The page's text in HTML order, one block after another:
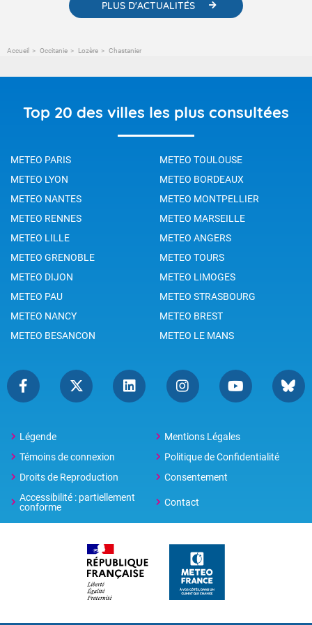
PLUS D'ACTUALITÉS
Accueil Occitanie Lozère Chastanier
Top 20 des villes les plus consultées
METEO PARIS
METEO TOULOUSE
METEO LYON
METEO BORDEAUX
METEO NANTES
METEO MONTPELLIER
METEO RENNES
METEO MARSEILLE
METEO LILLE
METEO ANGERS
METEO GRENOBLE
METEO TOURS
METEO DIJON
METEO LIMOGES
METEO PAU
METEO STRASBOURG
METEO NANCY
METEO BREST
METEO BESANCON
METEO LE MANS
Légende
Mentions Légales
Témoins de connexion
Politique de Confidentialité
Droits de Reproduction
Consentement
Accessibilité : partiellement
conforme
Contact